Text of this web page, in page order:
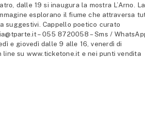
dalle 19 si inaugura la mostra L’Arno. La
esplorano il fiume che attraversa
suggestivi. Cappello poetico curato
– 055 8720058 – Sms /
e giovedì dalle 9 alle 16, venerdì di
su www.ticketone.it e nei punti vendita